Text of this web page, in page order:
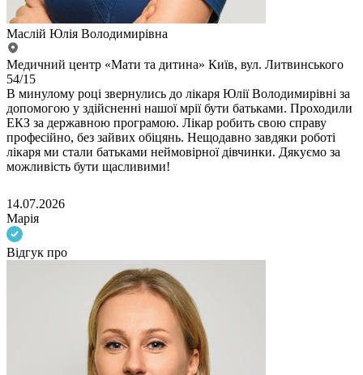
Маслій Юлія Володимирівна
Медичний центр «Мати та дитина» Київ, вул. Литвинського
54/15
В минулому році звернулись до лікаря Юлії Володимирівні за
допомогою у здійсненні нашої мрії бути батьками. Проходили
ЕКЗ за державною програмою. Лікар робить свою справу
професійно, без зайвих обіцянь. Нещодавно завдяки роботі
лікаря ми стали батьками неймовірної дівчинки. Дякуємо за
можливість бути щасливими!
14.07.2026
Марія
Відгук про